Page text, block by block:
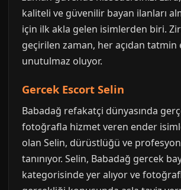
kaliteli ve güvenilir bayan ilanları
için ilk akla gelen isimlerden biri.
geçirilen zaman, her açıdan tatmin
unutulmaz oluyor.
Gercek Escort Selin
Babadağ refakatçi dünyasında
fotoğrafla hizmet veren ender
olan Selin, dürüstlüğü ve
tanınıyor. Selin, Babadağ gercek
kategorisinde yer alıyor ve